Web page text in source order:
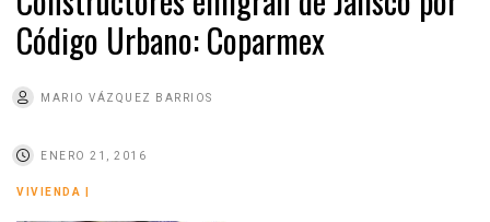
Código Urbano: Coparmex
MARIO VÁZQUEZ BARRIOS
ENERO 21, 2016
VIVIENDA